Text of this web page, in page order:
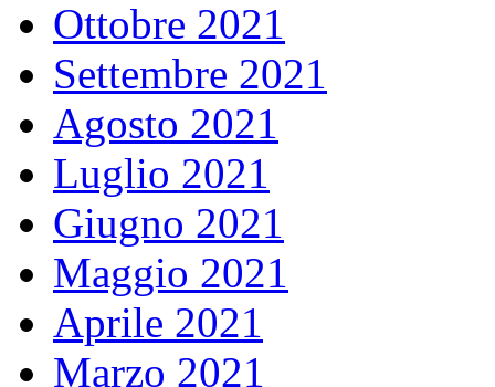
Ottobre 2021
Settembre 2021
Agosto 2021
Luglio 2021
Giugno 2021
Maggio 2021
Aprile 2021
Marzo 2021